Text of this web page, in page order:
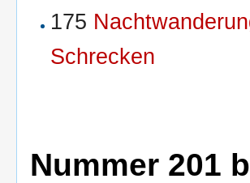
175
Schrecken
Nummer 201